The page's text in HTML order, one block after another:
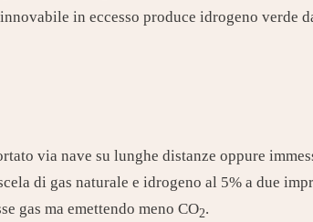
in eccesso produce idrogeno verde
via nave su lunghe distanze oppure
di gas naturale e idrogeno al 5% a due
gas ma emettendo meno CO2.